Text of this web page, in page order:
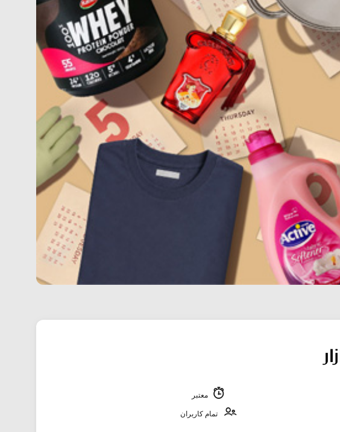
معتبر
تمام کاربران